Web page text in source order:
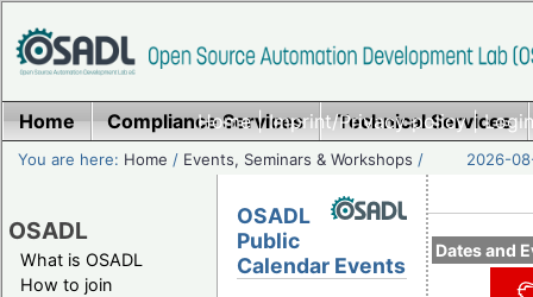
Home|Imprint/Privacy policy|
Home Compliance Services Technical Services
You are here: Home / Events, Seminars & Workshops / 2026-
OSADL
What is OSADL
How to join
Dates and
OSADL
Public
Calendar Events